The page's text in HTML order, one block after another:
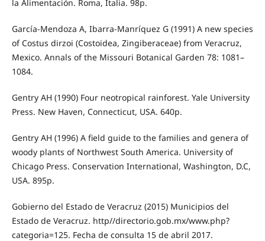
la Alimentación. Roma, Italia. 98p.
García-Mendoza A, Ibarra-Manríquez G (1991) A new species
of Costus dirzoi (Costoidea, Zingiberaceae) from Veracruz,
Mexico. Annals of the Missouri Botanical Garden 78: 1081–
1084.
Gentry AH (1990) Four neotropical rainforest. Yale University
Press. New Haven, Connecticut, USA. 640p.
Gentry AH (1996) A field guide to the families and genera of
woody plants of Northwest South America. University of
Chicago Press. Conservation International, Washington, D.C,
USA. 895p.
Gobierno del Estado de Veracruz (2015) Municipios del
Estado de Veracruz. http//directorio.gob.mx/www.php?
categoria=125. Fecha de consulta 15 de abril 2017.